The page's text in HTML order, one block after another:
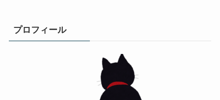
プロフィール